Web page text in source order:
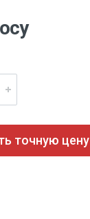
точную цену